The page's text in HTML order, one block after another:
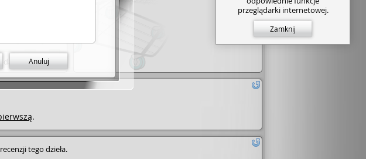
link
.
tego dzieła.
Anuluj
przeglądarki internetowej.
Zamknij